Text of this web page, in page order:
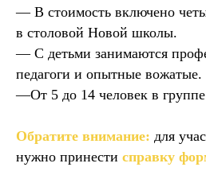
— В стоимость включено
в столовой Новой школы.
— С детьми занимаются
педагоги и опытные вожатые.
—От 5 до 14 человек в
Обратите внимание: для
нужно принести справку